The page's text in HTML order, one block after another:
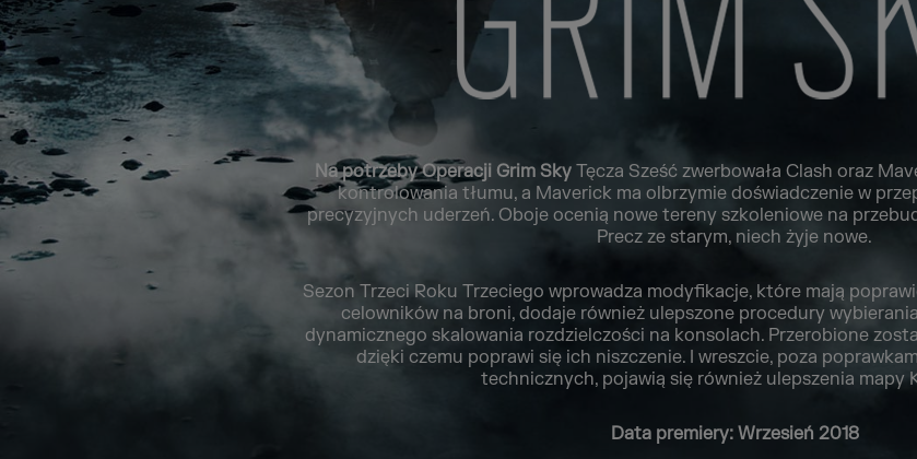
Na potrzeby Operacji Grim SkyTęcza Sześć zwerbowała Clash oraz
kontrolowania tłumu, a Maverick ma olbrzymie doświadczenie w
precyzyjnych uderzeń. Oboje ocenią nowe tereny szkoleniowe na
Precz ze starym, niech żyje nowe.
Sezon Trzeci Roku Trzeciego wprowadza modyfikacje, które mają
celowników na broni, dodaje również ulepszone procedury
dynamicznego skalowania rozdzielczości na konsolach. Przerobione
dzięki czemu poprawi się ich niszczenie. I wreszcie, poza
technicznych, pojawią się również ulepszenia mapy
Data premiery: Wrzesień 2018